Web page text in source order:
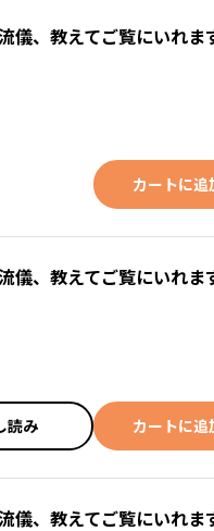
儀、教えてご覧にいれ
カートに追
儀、教えてご覧にいれ
読み カートに追
儀、教えてご覧にいれ